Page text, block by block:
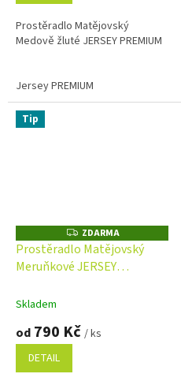
Prostěradlo Matějovský
Medově žluté JERSEY PREMIUM
Jersey PREMIUM
Tip
Z
D
A
R
ZDARMA
Prostěradlo Matějovský
Meruňkové JERSEY
Skladem
od 790 Kč / ks
DETAIL